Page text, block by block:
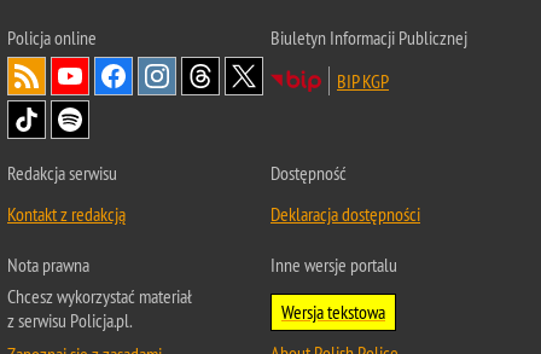
Policjaonline
Biuletyn Informacji Publicznej
BIP KGP
Redakcja serwisu
Kontakt z redakcją
Dostępność
Deklaracja dostępności
Nota prawna
Chcesz wykorzystać materiał
z serwisu Policja.pl.
Inne wersje portalu
Wersja tekstowa